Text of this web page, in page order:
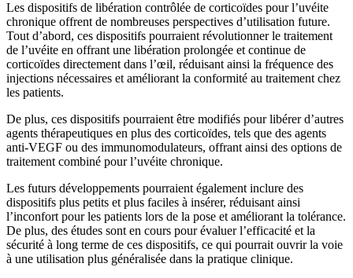
Les dispositifs de libération contrôlée de corticoïdes pour l’uvéite
chronique offrent de nombreuses perspectives d’utilisation future.
Tout d’abord, ces dispositifs pourraient révolutionner le traitement
de l’uvéite en offrant une libération prolongée et continue de
corticoïdes directement dans l’œil, réduisant ainsi la fréquence des
injections nécessaires et améliorant la conformité au traitement chez
les patients.
De plus, ces dispositifs pourraient être modifiés pour libérer d’autres
agents thérapeutiques en plus des corticoïdes, tels que des agents
anti-VEGF ou des immunomodulateurs, offrant ainsi des options de
traitement combiné pour l’uvéite chronique.
Les futurs développements pourraient également inclure des
dispositifs plus petits et plus faciles à insérer, réduisant ainsi
l’inconfort pour les patients lors de la pose et améliorant la tolérance.
De plus, des études sont en cours pour évaluer l’efficacité et la
sécurité à long terme de ces dispositifs, ce qui pourrait ouvrir la voie
à une utilisation plus généralisée dans la pratique clinique.